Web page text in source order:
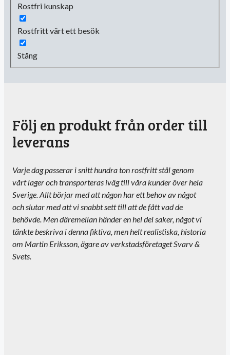
Rostfri kunskap
Rostfritt värt ett besök
Stång
Följ en produkt från order till
leverans
Varje dag passerar i snitt hundra ton rostfritt stål genom
vårt lager och transporteras iväg till våra kunder över hela
Sverige. Allt börjar med att någon har ett behov av något
och slutar med att vi snabbt sett till att de fått vad de
behövde. Men däremellan händer en hel del saker, något vi
tänkte beskriva i denna fiktiva, men helt realistiska, historia
om Martin Eriksson, ägare av verkstadsföretaget Svarv &
Svets.